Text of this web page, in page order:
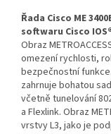
Řada Cisco ME
softwaru Cisco
Obraz
omezení rychlosti,
bezpečnostní
zahrnuje bohatou
včetně tunelování
a Flexlink. Obraz
vrstvy L3, jako je